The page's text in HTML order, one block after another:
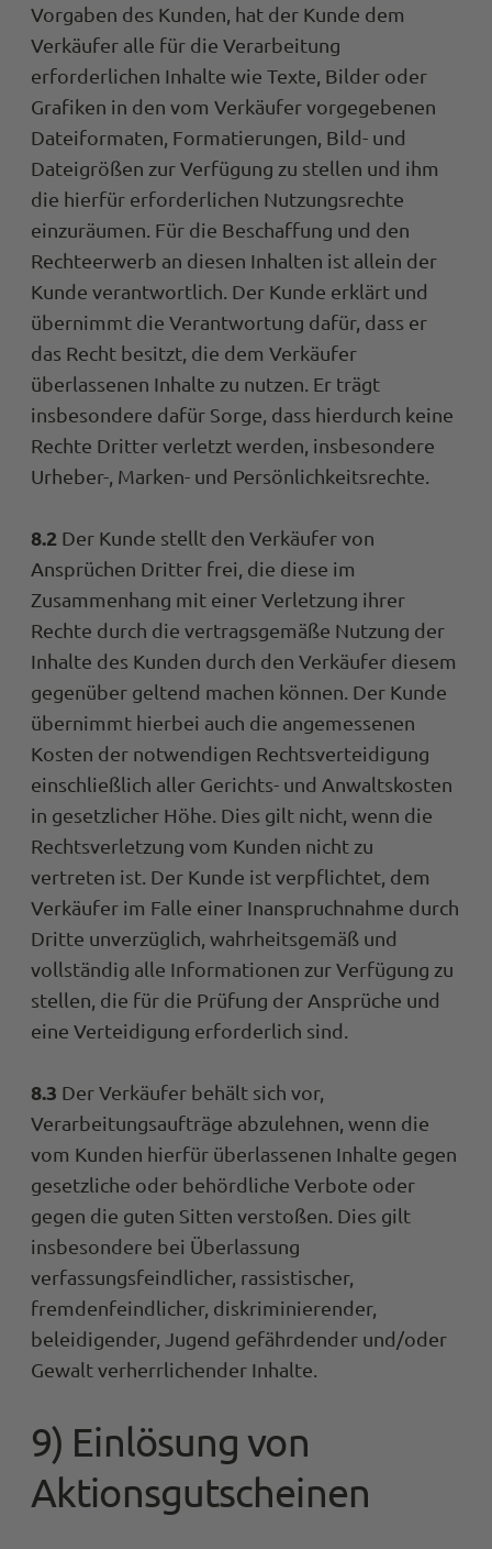
Vorgaben des Kunden, hat der Kunde dem
Verkäufer alle für die Verarbeitung
erforderlichen Inhalte wie Texte, Bilder oder
Grafiken in den vom Verkäufer vorgegebenen
Dateiformaten, Formatierungen, Bild- und
Dateigrößen zur Verfügung zu stellen und ihm
die hierfür erforderlichen Nutzungsrechte
einzuräumen. Für die Beschaffung und den
Rechteerwerb an diesen Inhalten ist allein der
Kunde verantwortlich. Der Kunde erklärt und
übernimmt die Verantwortung dafür, dass er
das Recht besitzt, die dem Verkäufer
überlassenen Inhalte zu nutzen. Er trägt
insbesondere dafür Sorge, dass hierdurch keine
Rechte Dritter verletzt werden, insbesondere
Urheber-, Marken- und Persönlichkeitsrechte.
8.2 Der Kunde stellt den Verkäufer von
Ansprüchen Dritter frei, die diese im
Zusammenhang mit einer Verletzung ihrer
Rechte durch die vertragsgemäße Nutzung der
Inhalte des Kunden durch den Verkäufer diesem
gegenüber geltend machen können. Der Kunde
übernimmt hierbei auch die angemessenen
Kosten der notwendigen Rechtsverteidigung
einschließlich aller Gerichts- und Anwaltskosten
in gesetzlicher Höhe. Dies gilt nicht, wenn die
Rechtsverletzung vom Kunden nicht zu
vertreten ist. Der Kunde ist verpflichtet, dem
Verkäufer im Falle einer Inanspruchnahme durch
Dritte unverzüglich, wahrheitsgemäß und
vollständig alle Informationen zur Verfügung zu
stellen, die für die Prüfung der Ansprüche und
eine Verteidigung erforderlich sind.
8.3 Der Verkäufer behält sich vor,
Verarbeitungsaufträge abzulehnen, wenn die
vom Kunden hierfür überlassenen Inhalte gegen
gesetzliche oder behördliche Verbote oder
gegen die guten Sitten verstoßen. Dies gilt
insbesondere bei Überlassung
verfassungsfeindlicher, rassistischer,
fremdenfeindlicher, diskriminierender,
beleidigender, Jugend gefährdender und/oder
Gewalt verherrlichender Inhalte.
9) Einlösung von
Aktionsgutscheinen